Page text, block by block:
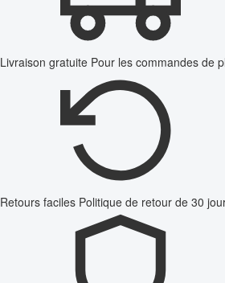
Livraison gratuite Pour les commandes de
Retours faciles Politique de retour de 30